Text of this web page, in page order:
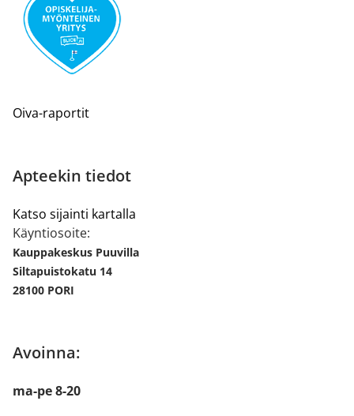
Oiva-raportit
Apteekin tiedot
Katso sijainti kartalla
Käyntiosoite:
Kauppakeskus Puuvilla
Siltapuistokatu 14
28100 PORI
Avoinna:
ma-pe 8-20